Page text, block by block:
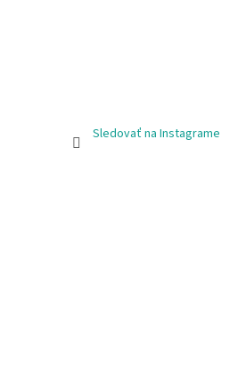
Sledovať na Instagrame